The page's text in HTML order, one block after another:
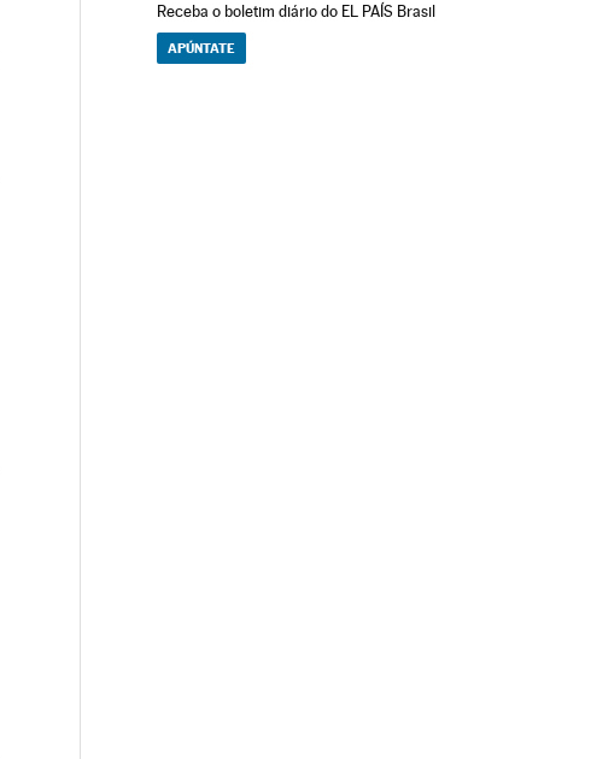
Receba o boletim diário do EL PAÍS Brasil
APÚNTATE